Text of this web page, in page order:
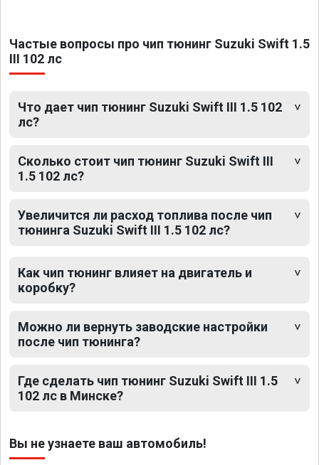
Частые вопросы про чип тюнинг Suzuki Swift 1.5
III 102 лс
Что дает чип тюнинг Suzuki Swift III 1.5 102
лс?
Сколько стоит чип тюнинг Suzuki Swift III
1.5 102 лс?
Увеличится ли расход топлива после чип
тюнинга Suzuki Swift III 1.5 102 лс?
Как чип тюнинг влияет на двигатель и
коробку?
Можно ли вернуть заводские настройки
после чип тюнинга?
Где сделать чип тюнинг Suzuki Swift III 1.5
102 лс в Минске?
Вы не узнаете ваш автомобиль!